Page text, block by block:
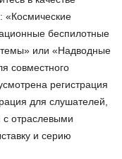
«Космические
беспилотные
или «Надводные
совместного
регистрация
для слушателей,
с отраслевыми
и серию